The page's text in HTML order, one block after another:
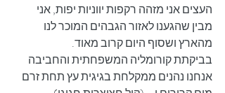
העצים אני מזהה רקפות יווניות יפות, אני
מבין שהגענו לאזור הגבהים המוכר לנו
מהארץ ושסוף היום קרוב מאוד.
בביקתת קורומליה המשפחתית והחביבה
אנחנו נהנים ממקלחת בגיגית עץ תחת זרם